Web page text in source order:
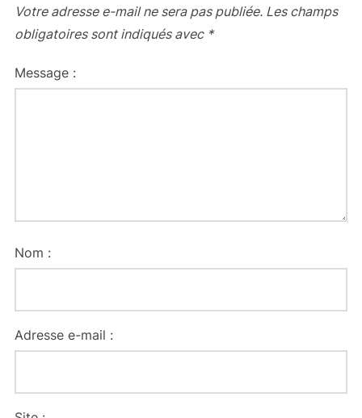
Votre adresse e-mail ne sera pas publiée. Les champs
obligatoires sont indiqués avec *
Message :
Nom :
Adresse e-mail :